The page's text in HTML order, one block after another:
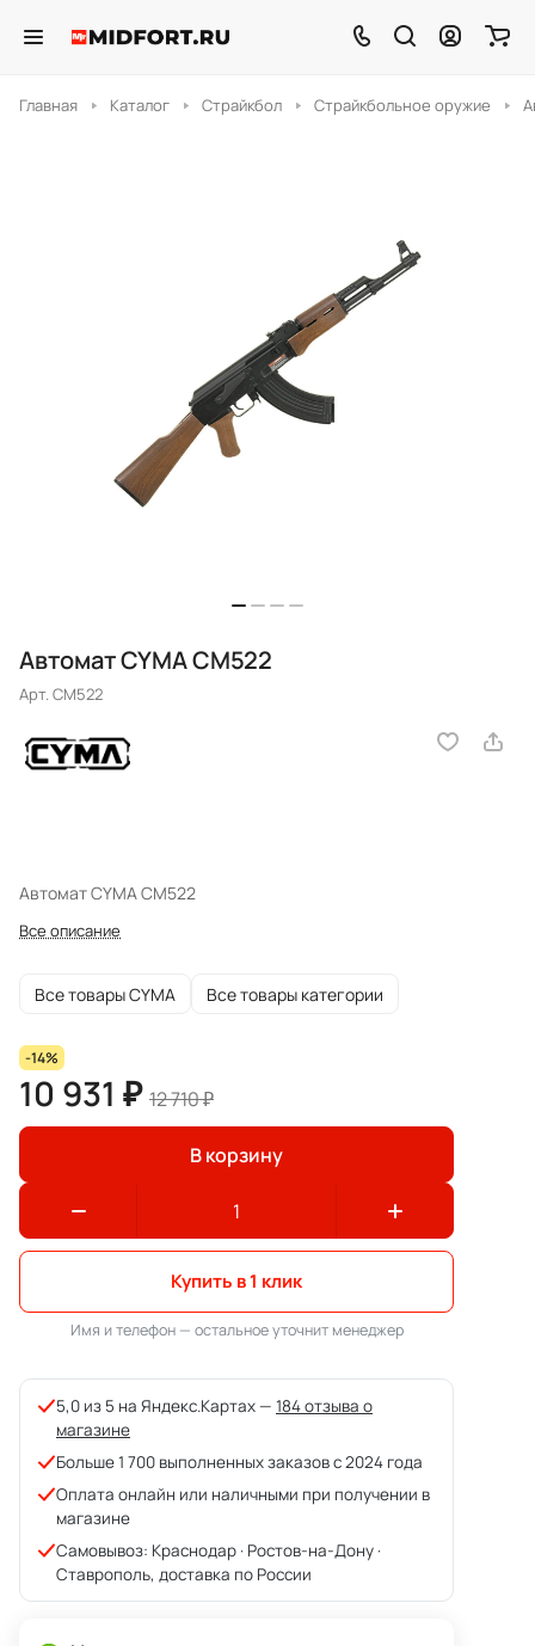
Главная Каталог Страйкбол Страйкбольное оружие
Автомат CYMA CM522
Арт.CM522
Автомат CYMA CM522
Все описание
Все товары CYMA Все товары категории
-14%
10 931 ₽ 12 710 ₽
В корзину
Купить в 1 клик
Имя и телефон — остальное уточнит менеджер
5,0 из 5 на Яндекс.Картах — 184 отзыва о
магазине
Больше 1 700 выполненных заказов с 2024 года
Оплата онлайн или наличными при получении в
магазине
Самовывоз: Краснодар · Ростов-на-Дону ·
Ставрополь, доставка по России